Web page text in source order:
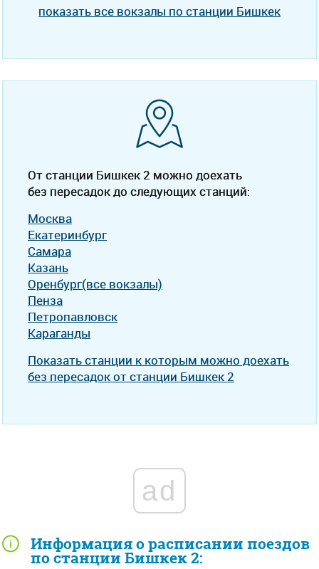
Информация о расписании поездов
по станции Бишкек 2:
показать все вокзалы по станции Бишкек
От станции Бишкек 2 можно доехать
без пересадок до следующих станций:
Москва
Екатеринбург
Самара
Казань
Оренбург(все вокзалы)
Пенза
Петропавловск
Караганды
Показать станции к которым можно доехать
без пересадок от станции Бишкек 2
ad